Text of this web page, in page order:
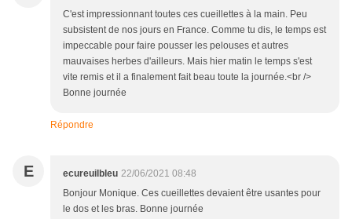
C'est impressionnant toutes ces cueillettes à la main. Peu
subsistent de nos jours en France. Comme tu dis, le temps est
impeccable pour faire pousser les pelouses et autres
mauvaises herbes d'ailleurs. Mais hier matin le temps s'est
vite remis et il a finalement fait beau toute la journée.<br />
Bonne journée
Répondre
E ecureuilbleu 22/06/2021 08:48
Bonjour Monique. Ces cueillettes devaient être usantes pour
le dos et les bras. Bonne journée